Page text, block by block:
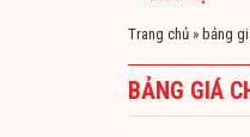
Trang chủ » bảng
BẢNG GIÁ